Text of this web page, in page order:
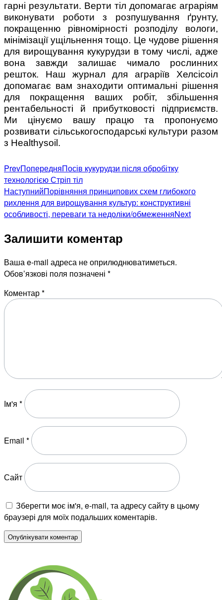
гарні результати. Верти тіл допомагає аграріям
виконувати роботи з розпушування ґрунту,
покращенню рівномірності розподілу вологи,
мінімізації ущільнення тощо. Це чудове рішення
для вирощування кукурудзи в тому числі, адже
вона завжди залишає чимало рослинних
решток. Наш журнал для аграріїв Хелсісоіл
допомагає вам знаходити оптимальні рішення
для покращення ваших робіт, збільшення
рентабельності й прибутковості підприємств.
Ми цінуємо вашу працю та пропонуємо
розвивати сільськогосподарські культури разом
з Healthysoil.
PrevПопередняПосів кукурудзи після обробітку
технологією Стріп тіл
НаступнийПорівняння принципових схем глибокого
рихлення для вирощування культур: конструктивні
особливості, переваги та недоліки/обмеженняNext
Залишити коментар
Ваша e-mail адреса не оприлюднюватиметься.
Обов’язкові поля позначені *
Коментар*
Ім'я *
Email *
Сайт
Зберегти моє ім'я, e-mail, та адресу сайту в цьому
браузері для моїх подальших коментарів.